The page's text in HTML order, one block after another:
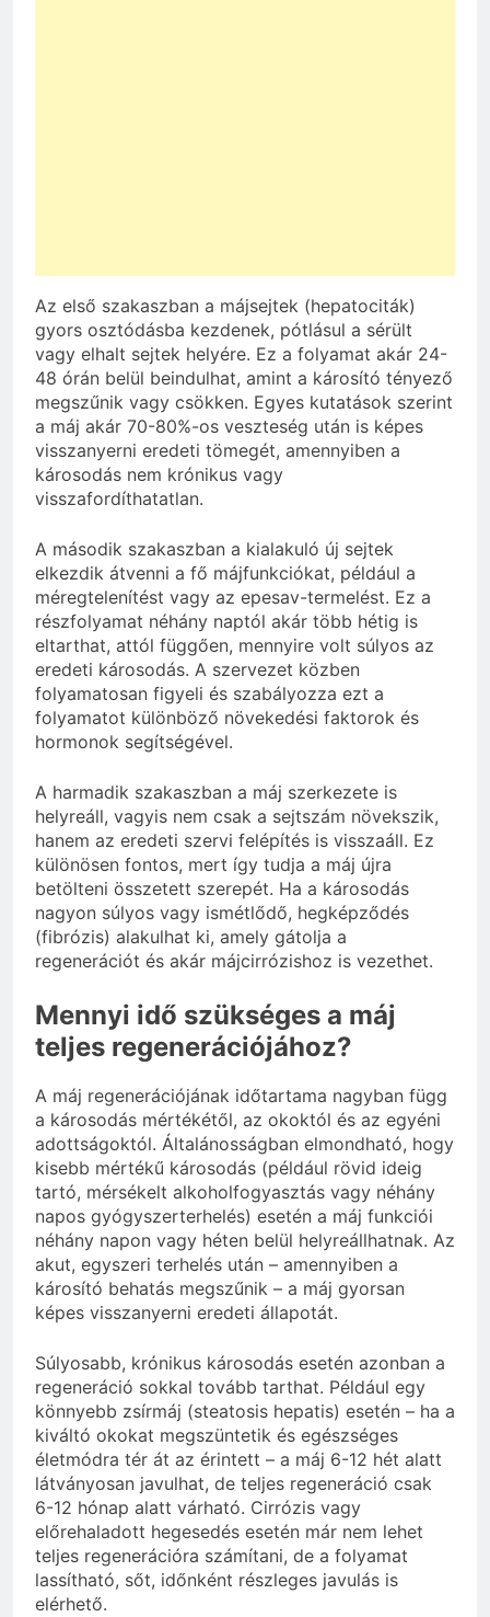
Az első szakaszban a májsejtek (hepatociták)
gyors osztódásba kezdenek, pótlásul a sérült
vagy elhalt sejtek helyére. Ez a folyamat akár 24-
48 órán belül beindulhat, amint a károsító tényező
megszűnik vagy csökken. Egyes kutatások szerint
a máj akár 70-80%-os veszteség után is képes
visszanyerni eredeti tömegét, amennyiben a
károsodás nem krónikus vagy
visszafordíthatatlan.
A második szakaszban a kialakuló új sejtek
elkezdik átvenni a fő májfunkciókat, például a
méregtelenítést vagy az epesav-termelést. Ez a
részfolyamat néhány naptól akár több hétig is
eltarthat, attól függően, mennyire volt súlyos az
eredeti károsodás. A szervezet közben
folyamatosan figyeli és szabályozza ezt a
folyamatot különböző növekedési faktorok és
hormonok segítségével.
A harmadik szakaszban a máj szerkezete is
helyreáll, vagyis nem csak a sejtszám növekszik,
hanem az eredeti szervi felépítés is visszaáll. Ez
különösen fontos, mert így tudja a máj újra
betölteni összetett szerepét. Ha a károsodás
nagyon súlyos vagy ismétlődő, hegképződés
(fibrózis) alakulhat ki, amely gátolja a
regenerációt és akár májcirrózishoz is vezethet.
Mennyi idő szükséges a máj
teljes regenerációjához?
A máj regenerációjának időtartama nagyban függ
a károsodás mértékétől, az okoktól és az egyéni
adottságoktól. Általánosságban elmondható, hogy
kisebb mértékű károsodás (például rövid ideig
tartó, mérsékelt alkoholfogyasztás vagy néhány
napos gyógyszerterhelés) esetén a máj funkciói
néhány napon vagy héten belül helyreállhatnak. Az
akut, egyszeri terhelés után – amennyiben a
károsító behatás megszűnik – a máj gyorsan
képes visszanyerni eredeti állapotát.
Súlyosabb, krónikus károsodás esetén azonban a
regeneráció sokkal tovább tarthat. Például egy
könnyebb zsírmáj (steatosis hepatis) esetén – ha a
kiváltó okokat megszüntetik és egészséges
életmódra tér át az érintett – a máj 6-12 hét alatt
látványosan javulhat, de teljes regeneráció csak
6-12 hónap alatt várható. Cirrózis vagy
előrehaladott hegesedés esetén már nem lehet
teljes regenerációra számítani, de a folyamat
lassítható, sőt, időnként részleges javulás is
elérhető.